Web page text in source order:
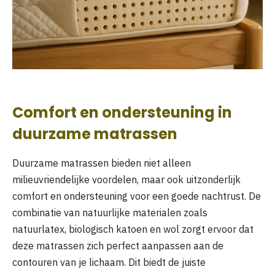
Comfort en ondersteuning in
duurzame matrassen
Duurzame matrassen bieden niet alleen
milieuvriendelijke voordelen, maar ook uitzonderlijk
comfort en ondersteuning voor een goede nachtrust. De
combinatie van natuurlijke materialen zoals
natuurlatex, biologisch katoen en wol zorgt ervoor dat
deze matrassen zich perfect aanpassen aan de
contouren van je lichaam. Dit biedt de juiste